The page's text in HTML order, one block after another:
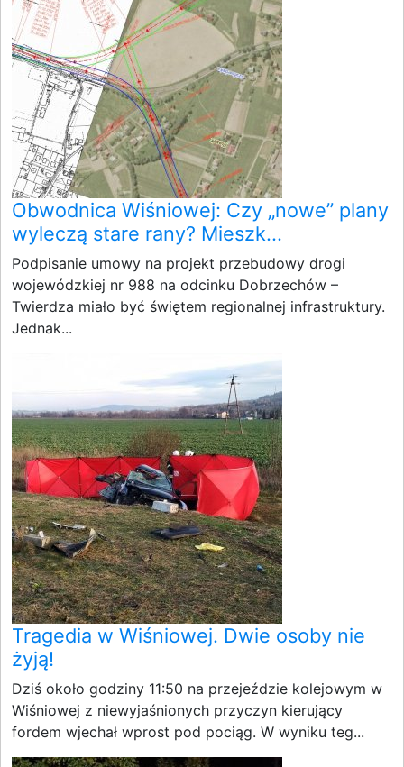
Obwodnica Wiśniowej: Czy „nowe” plany
wyleczą stare rany? Mieszk...
Podpisanie umowy na projekt przebudowy drogi
wojewódzkiej nr 988 na odcinku Dobrzechów –
Twierdza miało być świętem regionalnej infrastruktury.
Jednak...
Tragedia w Wiśniowej. Dwie osoby nie
żyją!
Dziś około godziny 11:50 na przejeździe kolejowym w
Wiśniowej z niewyjaśnionych przyczyn kierujący
fordem wjechał wprost pod pociąg. W wyniku teg...